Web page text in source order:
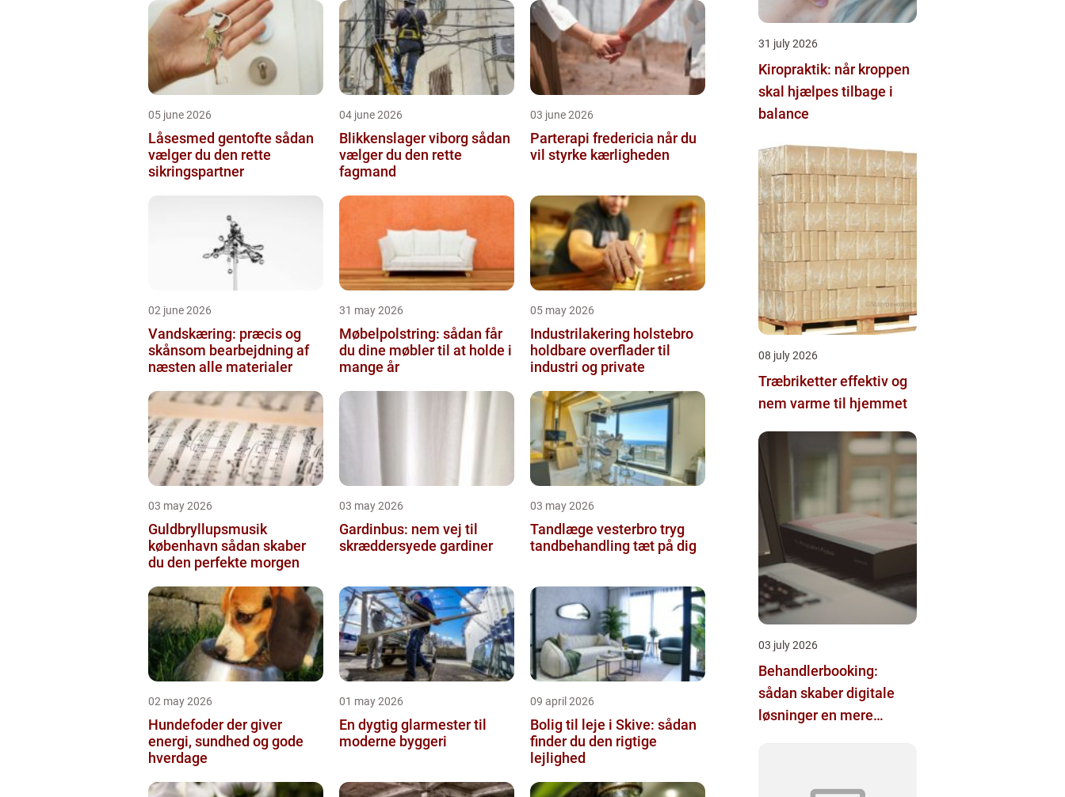
05 june 2026
Låsesmed gentofte sådan
vælger du den rette
sikringspartner
04 june 2026
Blikkenslager viborg sådan
vælger du den rette
fagmand
03 june 2026
Parterapi fredericia når du
vil styrke kærligheden
02 june 2026
Vandskæring: præcis og
skånsom bearbejdning af
næsten alle materialer
31 may 2026
Møbelpolstring: sådan får
du dine møbler til at holde i
mange år
05 may 2026
Industrilakering holstebro
holdbare overflader til
industri og private
03 may 2026
Guldbryllupsmusik
københavn sådan skaber
du den perfekte morgen
03 may 2026
Gardinbus: nem vej til
skræddersyede gardiner
03 may 2026
Tandlæge vesterbro tryg
tandbehandling tæt på dig
02 may 2026
Hundefoder der giver
energi, sundhed og gode
hverdage
01 may 2026
En dygtig glarmester til
moderne byggeri
09 april 2026
Bolig til leje i Skive: sådan
finder du den rigtige
lejlighed
31 july 2026
Kiropraktik: når kroppen
skal hjælpes tilbage i
balance
08 july 2026
Træbriketter effektiv og
nem varme til hjemmet
03 july 2026
Behandlerbooking:
sådan skaber digitale
løsninger en mere